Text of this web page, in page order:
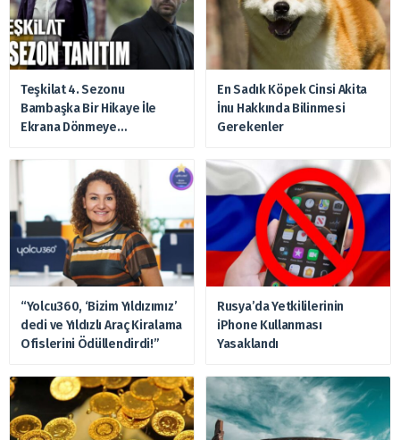
Teşkilat 4. Sezonu
Bambaşka Bir Hikaye İle
Ekrana Dönmeye
En Sadık Köpek Cinsi Akita
İnu Hakkında Bilinmesi
Gerekenler
“Yolcu360, ‘Bizim Yıldızımız’
dedi ve Yıldızlı Araç Kiralama
Ofislerini Ödüllendirdi!”
Rusya’da Yetkililerinin
iPhone Kullanması
Yasaklandı